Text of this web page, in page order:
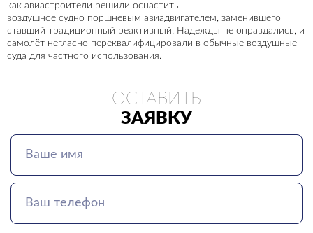
как авиастроители решили оснастить
воздушное судно поршневым авиадвигателем, заменившего
ставший традиционный реактивный. Надежды не оправдались, и
самолёт негласно переквалифицировали в обычные воздушные
суда для частного использования.
ОСТАВИТЬ
ЗАЯВКУ